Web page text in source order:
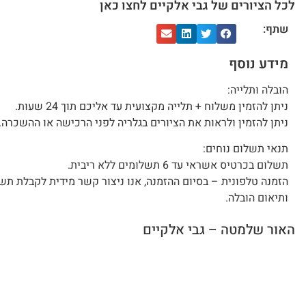
לכל הציורים של גבי אלקיים לחצו כאן
שתף:
מידע נוסף
הובלה ותלייה:
ניתן להזמין משלוח + תלייה מקצועית עד אליכם תוך 24 שעות.
ניתן להזמין ולראות את הציורים בגלריה לפני הרכישה או
תנאי תשלום נוחים:
תשלום בכרטיס אשראי עד 6 תשלומים ללא ריבית.
הזמנה טלפונית – בסיום ההזמנה, אנו ניצור קשר מידית לקבלת
ותיאום הובלה.
האור שלמטה – גבי אלקיים